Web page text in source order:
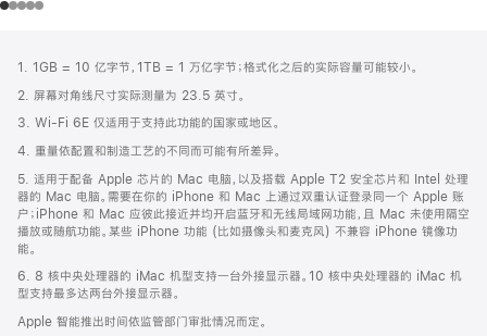
页
脚
注
1. 1GB = 10 亿字节，1TB = 1 万亿字节；格式化之后的实际容量可能较小。
2. 屏幕对角线尺寸实际测量为 23.5 英寸。
3. Wi-Fi 6E 仅适用于支持此功能的国家或地区。
4. 重量依配置和制造工艺的不同而可能有所差异。
5. 适用于配备 Apple 芯片的 Mac 电脑，以及搭载 Apple T2 安全芯片和 Intel 处理
器的 Mac 电脑。需要在你的 iPhone 和 Mac 上通过双重认证登录同一个 Apple 账
户；iPhone 和 Mac 应彼此接近并均开启蓝牙和无线局域网功能，且 Mac 未使用隔空
播放或随航功能。某些 iPhone 功能 (比如摄像头和麦克风) 不兼容 iPhone 镜像功
能。
6. 8 核中央处理器的 iMac 机型支持一台外接显示器。10 核中央处理器的 iMac 机
型支持最多达两台外接显示器。
Apple 智能推出时间依监管部门审批情况而定。